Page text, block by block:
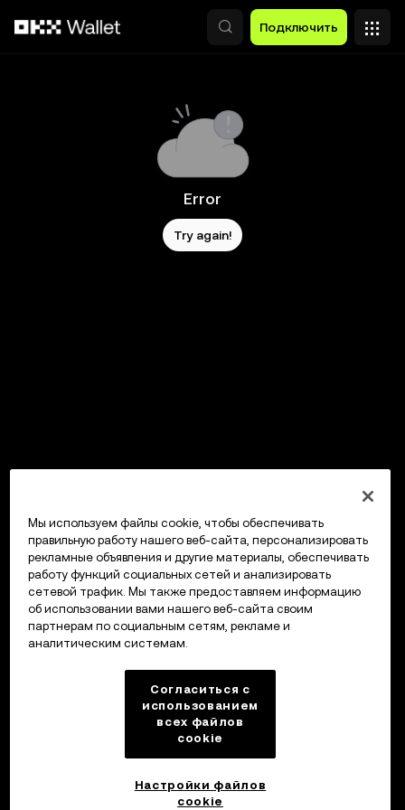
Подключить
Error
Try again!
Мы используем файлы cookie, чтобы обеспечивать
правильную работу нашего веб-сайта, персонализировать
рекламные объявления и другие материалы, обеспечивать
работу функций социальных сетей и анализировать
сетевой трафик. Мы также предоставляем информацию
об использовании вами нашего веб-сайта своим
партнерам по социальным сетям, рекламе и
аналитическим системам.
Согласиться с
использованием
всех файлов
cookie
Настройки файлов
cookie